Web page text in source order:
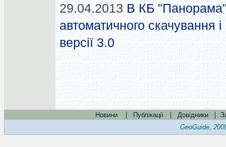
29.04.2013 В КБ
автоматичного скачування
версії 3.0
Новини | Публікації | Довідники |
GeoGuide,